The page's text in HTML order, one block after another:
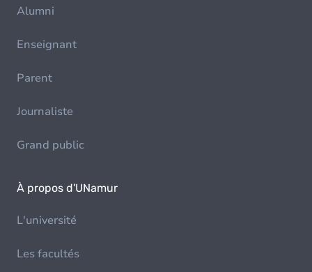
Alumni
Enseignant
Parent
Journaliste
Grand public
À propos d'UNamur
L'université
Les facultés